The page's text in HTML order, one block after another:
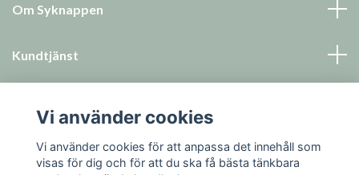
Om Syknappen
Kundtjänst
Sociala medier
Vi använder cookies
Vi använder cookies för att anpassa det innehåll som
visas för dig och för att du ska få bästa tänkbara